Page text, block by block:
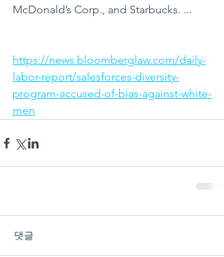
McDonald’s Corp., and Starbucks. ...
https://news.bloomberglaw.com/daily-
labor-report/salesforces-diversity-
program-accused-of-bias-against-white-
men
댓글